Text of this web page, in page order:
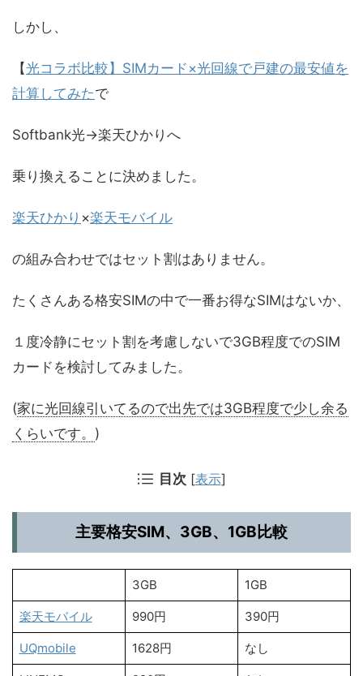
しかし、
【光コラボ比較】SIMカード×光回線で戸建の最安値を
計算してみたで
Softbank光→楽天ひかりへ
乗り換えることに決めました。
楽天ひかり ×楽天モバイル
の組み合わせではセット割はありません。
たくさんある格安SIMの中で一番お得なSIMはないか、
１度冷静にセット割を考慮しないで3GB程度でのSIM
カードを検討してみました。
(家に光回線引いてるので出先では3GB程度で少し余る
くらいです。 )
目次 [表示]
主要格安SIM、3GB、1GB比較
3GB 1GB
楽天モバイル 990円 390円
UQmobile 1628円 なし